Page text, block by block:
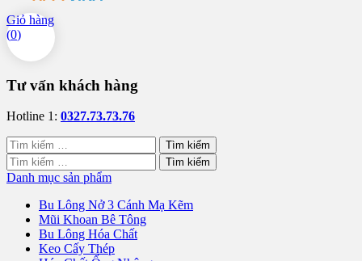
Giỏ hàng
(0)
Tư vấn khách hàng
Hotline 1: 0327.73.73.76
Tìm
kiếm
cho:
Tìm
kiếm
Danh mục sản phẩm
Bu Lông Nở 3 Cánh Mạ Kẽm
Mũi Khoan Bê Tông
Bu Lông Hóa Chất
Keo Cấy Thép